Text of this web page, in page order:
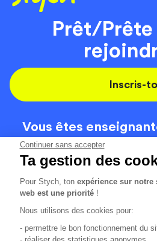
Continuer sans accepter
Ta gestion des
Pour Stych, tonexpérience sur notre
web est une priorité !
Nous utilisons des cookies pour:
- permettre le bon fonctionnement du
- réaliser des statistiques anonymes
Prêt/Prête
Inscris-
Vous êtes
On recrute
Code de la route
Localisation